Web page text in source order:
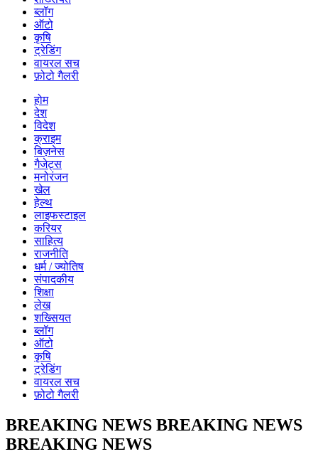
ब्लॉग
ऑटो
कृषि
ट्रेडिंग
वायरल सच
फ़ोटो गैलरी
होम
देश
विदेश
क्राइम
बिज़नेस
गैजेट्स
मनोरंजन
खेल
हेल्थ
लाइफस्टाइल
करियर
साहित्य
राजनीति
धर्म / ज्योतिष
संपादकीय
शिक्षा
लेख
शख्सियत
ब्लॉग
ऑटो
कृषि
ट्रेडिंग
वायरल सच
फ़ोटो गैलरी
BREAKING NEWS BREAKING NEWS
BREAKING NEWS